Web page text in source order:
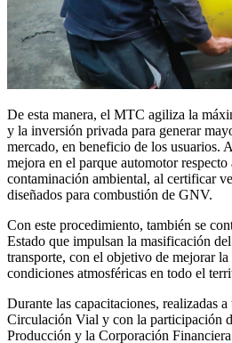
De esta manera, el MTC agiliza la
y la inversión privada para generar
mercado, en beneficio de los usuarios.
mejora en el parque automotor
contaminación ambiental, al certificar
diseñados para combustión de GNV.
Con este procedimiento, también se
Estado que impulsan la masificación
transporte, con el objetivo de mejorar
condiciones atmosféricas en todo el
Durante las capacitaciones, realizadas
Circulación Vial y con la participación
Producción y la Corporación